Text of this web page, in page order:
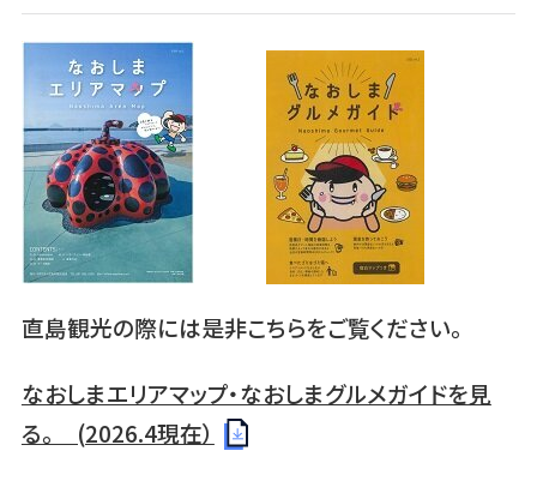
直島観光の際には是非こちらをご覧ください。
なおしまエリアマップ・なおしまグルメガイドを見
る。 (2026.4現在）